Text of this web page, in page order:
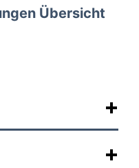
Übersicht